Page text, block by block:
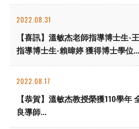
2022.08.31
【喜訊】溫敏杰老師指導博士生-
指導博士生-賴暐婷 獲得博士學位...
2022.08.17
【恭賀】溫敏杰教授榮獲110學年
良導師...